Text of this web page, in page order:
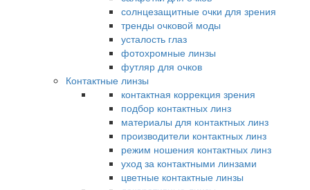
солнцезащитные очки для зрения
тренды очковой моды
усталость глаз
фотохромные линзы
футляр для очков
Контактные линзы
контактная коррекция зрения
подбор контактных линз
материалы для контактных линз
производители контактных линз
режим ношения контактных линз
уход за контактными линзами
цветные контактные линзы